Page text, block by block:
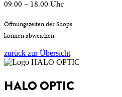
09.00 – 18.00 Uhr
Öffnungszeiten der Shops
können abweichen.
zurück zur Übersicht
HALO OPTIC